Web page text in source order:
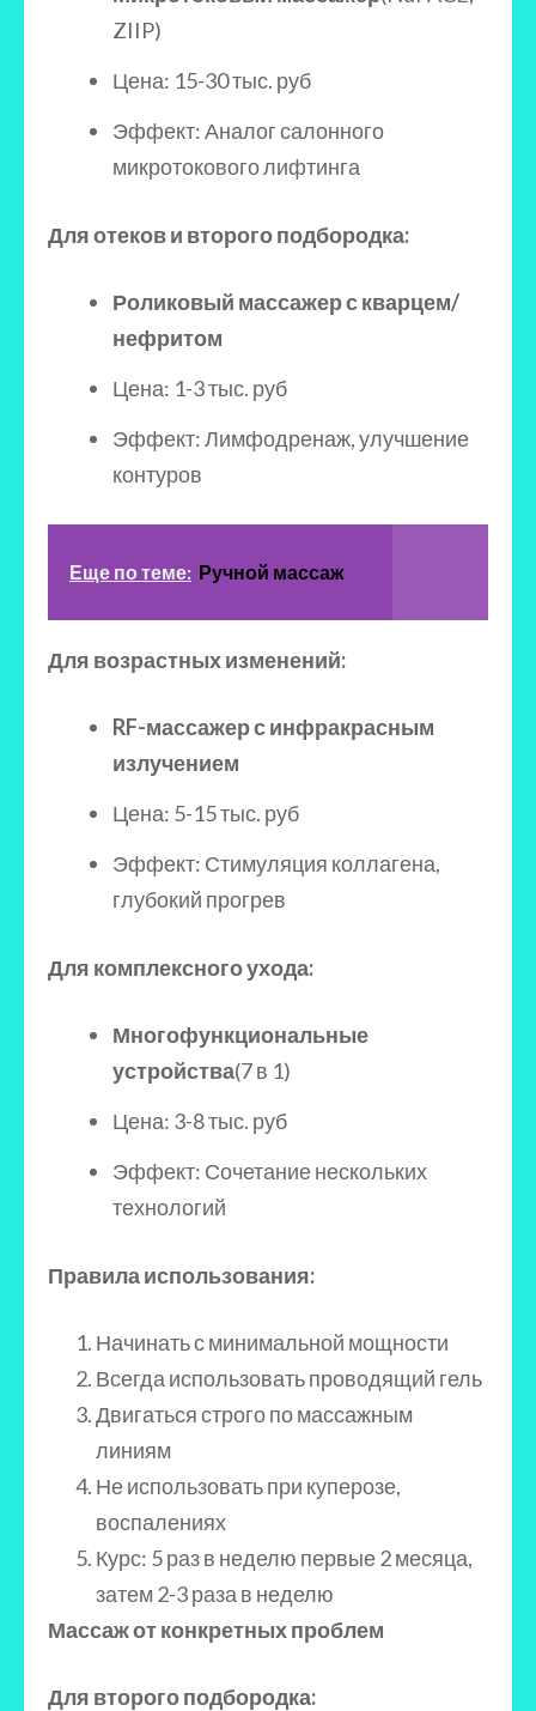
ZIIP)
Цена: 15-30 тыс. руб
Эффект: Аналог салонного
микротокового лифтинга
Для отеков и второго подбородка:
Роликовый массажер с кварцем/
нефритом
Цена: 1-3 тыс. руб
Эффект: Лимфодренаж, улучшение
контуров
Еще по теме: Ручной массаж
Для возрастных изменений:
RF-массажер с инфракрасным
излучением
Цена: 5-15 тыс. руб
Эффект: Стимуляция коллагена,
глубокий прогрев
Для комплексного ухода:
Многофункциональные
устройства(7 в 1)
Цена: 3-8 тыс. руб
Эффект: Сочетание нескольких
технологий
Правила использования:
Начинать с минимальной мощности
Всегда использовать проводящий гель
Двигаться строго по массажным
линиям
Не использовать при куперозе,
воспалениях
Курс: 5 раз в неделю первые 2 месяца,
затем 2-3 раза в неделю
Массаж от конкретных проблем
Для второго подбородка: